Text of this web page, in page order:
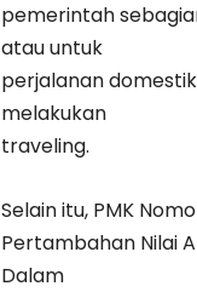
pemerintah
atau untuk
perjalanan
melakukan
traveling.
Selain itu, PMK
Pertambahan Nilai
Dalam